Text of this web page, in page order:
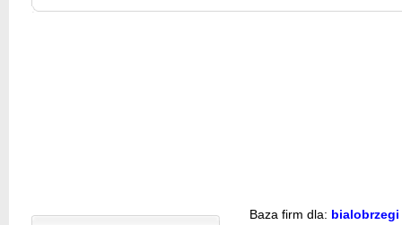
Baza firm dla: bialobrzegi